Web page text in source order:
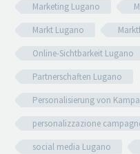
Marketing Lugano
Markt Lugano
Online-Sichtbarkeit Lugano
Partnerschaften Lugano
Personalisierung von
personalizzazione
social media Lugano